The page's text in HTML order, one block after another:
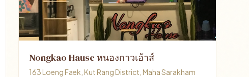
Nongkao Hause หนองกาวเฮ้าส์
163 Loeng Faek, Kut Rang District, Maha Sarakham